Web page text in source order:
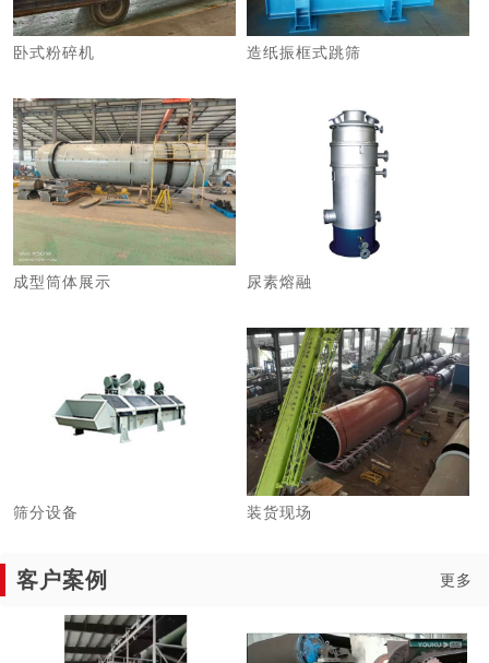
卧式粉碎机 造纸振框式跳筛
成型筒体展示 尿素熔融
筛分设备 装货现场
客户案例 更多